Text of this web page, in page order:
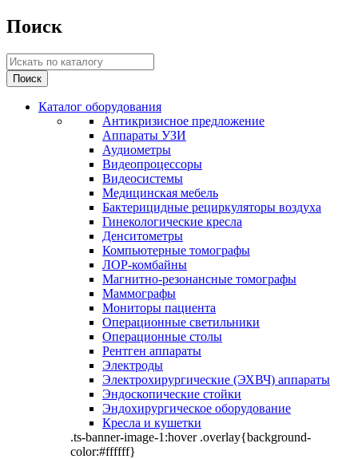
Поиск
Каталог оборудования
Антикризисное предложение
Аппараты УЗИ
Аудиометры
Видеопроцессоры
Видеосистемы
Медицинская мебель
Бактерицидные рециркуляторы воздуха
Гинекологические кресла
Денситометры
Компьютерные томографы
ЛОР-комбайны
Магнитно-резонансные томографы
Маммографы
Мониторы пациента
Операционные светильники
Операционные столы
Рентген аппараты
Электроды
Электрохирургические (ЭХВЧ) аппараты
Эндоскопические стойки
Эндохирургическое оборудование
Кресла и кушетки
.ts-banner-image-1:hover .overlay{background-
color:#ffffff}